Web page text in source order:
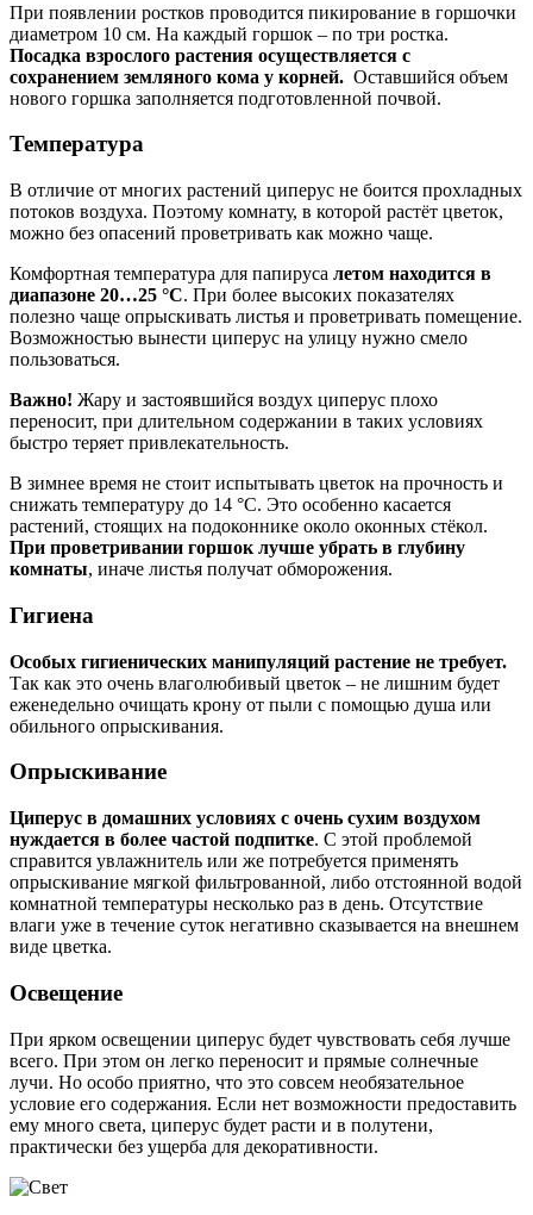
При появлении ростков проводится пикирование в горшочки
диаметром 10 см. На каждый горшок – по три ростка.
Посадка взрослого растения осуществляется с
сохранением земляного кома у корней. Оставшийся объем
нового горшка заполняется подготовленной почвой.
Температура
В отличие от многих растений циперус не боится прохладных
потоков воздуха. Поэтому комнату, в которой растёт цветок,
можно без опасений проветривать как можно чаще.
Комфортная температура для папируса летом находится в
диапазоне 20…25 °С. При более высоких показателях
полезно чаще опрыскивать листья и проветривать помещение.
Возможностью вынести циперус на улицу нужно смело
пользоваться.
Важно! Жару и застоявшийся воздух циперус плохо
переносит, при длительном содержании в таких условиях
быстро теряет привлекательность.
В зимнее время не стоит испытывать цветок на прочность и
снижать температуру до 14 °С. Это особенно касается
растений, стоящих на подоконнике около оконных стёкол.
При проветривании горшок лучше убрать в глубину
комнаты, иначе листья получат обморожения.
Гигиена
Особых гигиенических манипуляций растение не требует.
Так как это очень влаголюбивый цветок – не лишним будет
еженедельно очищать крону от пыли с помощью душа или
обильного опрыскивания.
Опрыскивание
Циперус в домашних условиях с очень сухим воздухом
нуждается в более частой подпитке. С этой проблемой
справится увлажнитель или же потребуется применять
опрыскивание мягкой фильтрованной, либо отстоянной водой
комнатной температуры несколько раз в день. Отсутствие
влаги уже в течение суток негативно сказывается на внешнем
виде цветка.
Освещение
При ярком освещении циперус будет чувствовать себя лучше
всего. При этом он легко переносит и прямые солнечные
лучи. Но особо приятно, что это совсем необязательное
условие его содержания. Если нет возможности предоставить
ему много света, циперус будет расти и в полутени,
практически без ущерба для декоративности.